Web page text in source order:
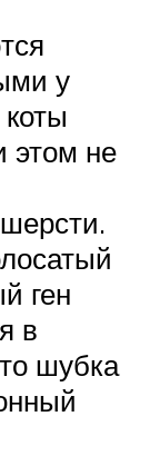
у
этом не
ген
в
шубка